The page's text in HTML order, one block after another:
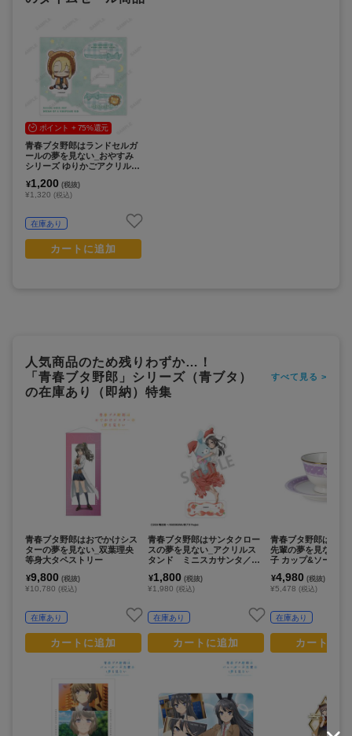
ポイント + 75%還元
青春ブタ野郎はランドセルガ
ールの夢を見ない_おやすみ
シリーズ ゆりかごアクリルス
¥1,200 (税抜)
¥1,320 (税込)
在庫あり
カートに追加
人気商品のため残りわずか…！
「青春ブタ野郎」シリーズ（青ブタ）
の在庫あり（即納）特集
すべて見る >
青春ブタ野郎はおでかけシス
ターの夢を見ない_双葉理央
等身大タペストリー
¥9,800 (税抜)
¥10,780 (税込)
在庫あり
カートに追加
青春ブタ野郎はサンタクロー
スの夢を見ない_アクリルス
タンド ミニスカサンタ／う
¥1,800 (税抜)
¥1,980 (税込)
在庫あり
カートに追加
青春ブタ野郎はバニ
先輩の夢を見ない_
子 カップ&ソーサー
¥4,980 (税抜)
¥5,478 (税込)
在庫あり
カートに